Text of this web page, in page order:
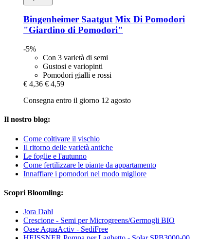
Bingenheimer SaatgutMix Di Pomodori
"Giardino di Pomodori"
-5%
Con 3 varietà di semi
Gustosi e variopinti
Pomodori gialli e rossi
€ 4,36 € 4,59
Consegna entro il giorno 12 agosto
Il nostro blog:
Come coltivare il vischio
Il ritorno delle varietà antiche
Le foglie e l'autunno
Come fertilizzare le piante da appartamento
Innaffiare i pomodori nel modo migliore
Scopri Bloomling:
Jora Dahl
Crescione - Semi per Microgreens/Germogli BIO
Oase AquaActiv - SediFree